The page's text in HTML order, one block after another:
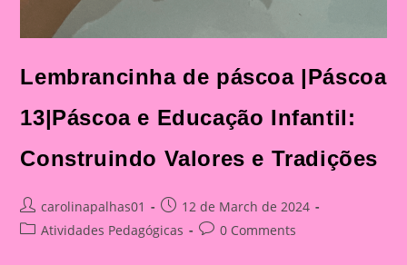
Lembrancinha de páscoa |Páscoa
13|Páscoa e Educação Infantil:
Construindo Valores e Tradições
Post
author:
carolinapalhas01
Post
published:
12 de March de 2024
PostAtividades Pedagógicas
Post0 Comments